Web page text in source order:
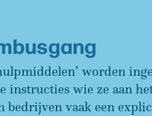
worden
wie ze aan
vaak een